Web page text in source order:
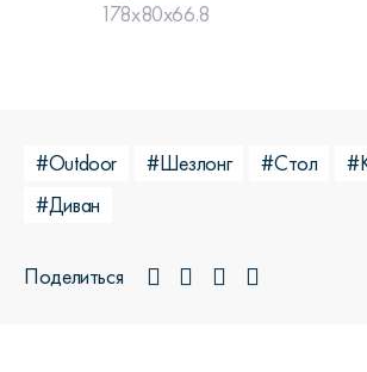
178x80x66.8
#Outdoor #Шезлонг #Стол
#Диван
Поделиться